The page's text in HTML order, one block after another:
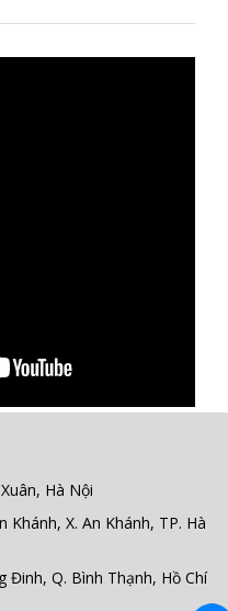
Hà Nội
X. An Khánh, TP. Hà
Đinh, Q. Bình Thạnh, Hồ Chí